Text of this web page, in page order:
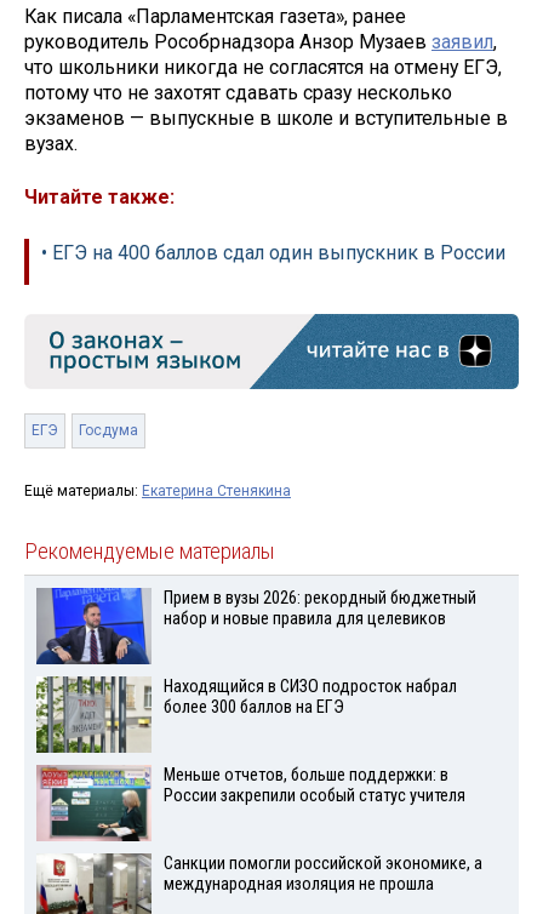
Как писала «Парламентская газета», ранее
руководитель Рособрнадзора Анзор Музаев заявил,
что школьники никогда не согласятся на отмену ЕГЭ,
потому что не захотят сдавать сразу несколько
экзаменов — выпускные в школе и вступительные в
вузах.
Читайте также:
• ЕГЭ на 400 баллов сдал один выпускник в России
ЕГЭ Госдума
Ещё материалы: Екатерина Стенякина
Рекомендуемые материалы
Прием в вузы 2026: рекордный бюджетный
набор и новые правила для целевиков
Находящийся в СИЗО подросток набрал
более 300 баллов на ЕГЭ
Меньше отчетов, больше поддержки: в
России закрепили особый статус учителя
Санкции помогли российской экономике, а
международная изоляция не прошла